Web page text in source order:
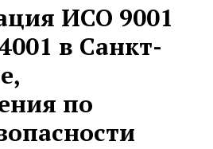
ИСО 9001
в Санкт-
по